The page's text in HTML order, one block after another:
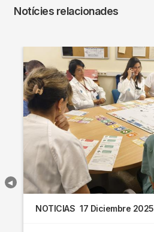
Notícies relacionades
NOTICIAS 17 Diciembre 2025